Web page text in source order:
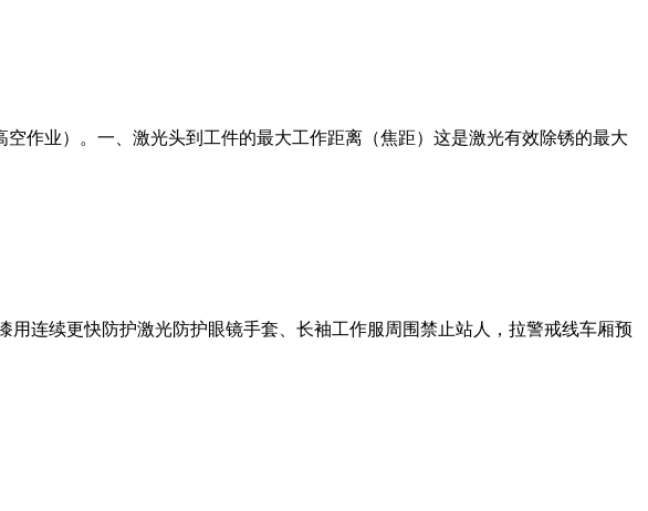
作业）。一、激光头到工件的最大工作距离（焦距）这是激光有效除锈的最大
连续更快防护激光防护眼镜手套、长袖工作服周围禁止站人，拉警戒线车厢预